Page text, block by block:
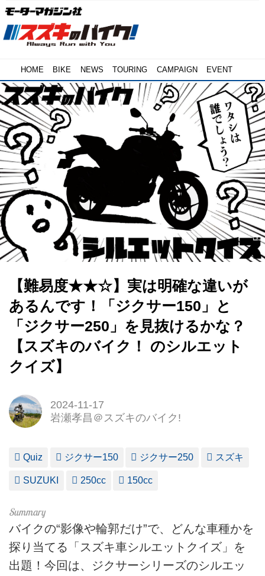
HOME BIKE NEWS TOURING CAMPAIGN EVENT
【難易度★★☆】実は明確な違いが
あるんです！「ジクサー150」と
「ジクサー250」を見抜けるかな？
【スズキのバイク！ のシルエット
クイズ】
2024-11-17
岩瀬孝昌＠スズキのバイク!
Quiz ジクサー150 ジクサー250 スズキ
SUZUKI 250cc 150cc
バイクの“影像や輪郭だけ”で、どんな車種かを
探り当てる「スズキ車シルエットクイズ」を
出題！今回は、ジクサーシリーズのシルエッ